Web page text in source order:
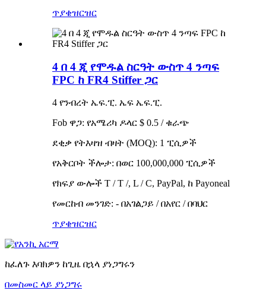
ጥያቄዝርዝር
4 በ 4 ጂ የሞዱል ስርዓት ውስጥ 4 ንጣፍ
FPC ከ FR4 Stiffer ጋር
4 የንብረት ኤፍ.ፒ. ኤፍ ኤፍ.ፒ.
Fob ዋጋ: የአሜሪካ ዶላር $ 0.5 / ቁራጭ
ደቂቃ የትእዛዝ ብዛት (MOQ): 1 ፒሲዎች
የአቅርቦት ችሎታ: በወር 100,000,000 ፒሲዎች
የክፍያ ውሎች T / T /, L / C, PayPal, ከ Payoneal
የመርከብ መንገድ: - በአገልጋይ / በአየር / በባህር
ጥያቄዝርዝር
ከፈለጉ እባክዎን ከጊዜ በኋላ ያነጋግሩን
በመስመር ላይ ያነጋግሩ